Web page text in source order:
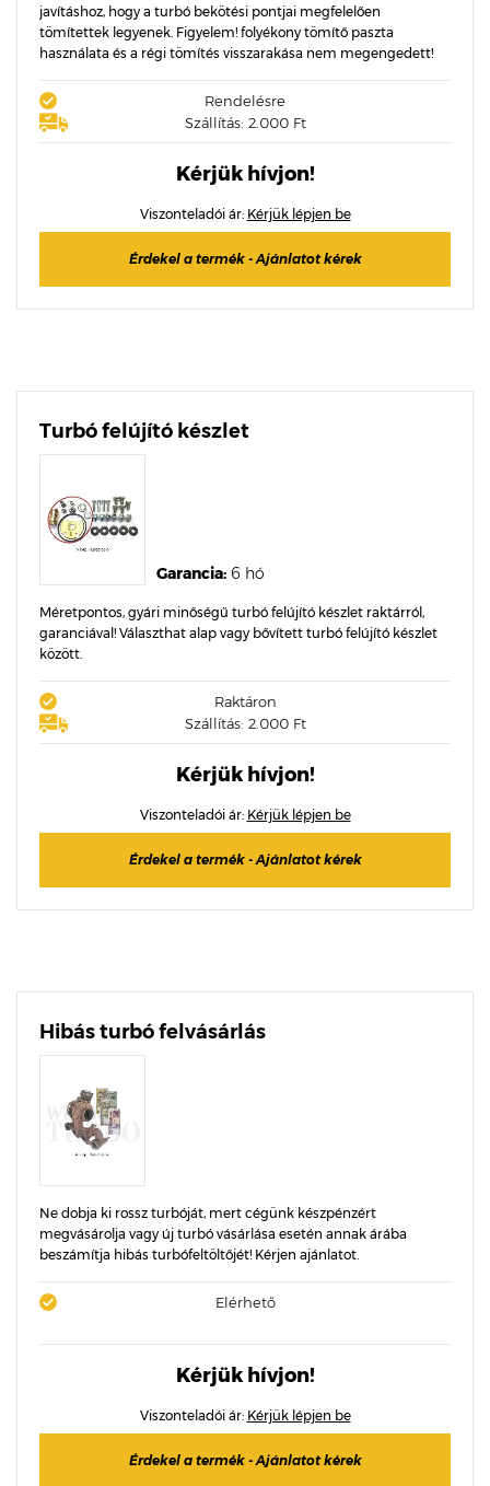
javításhoz, hogy a turbó bekötési pontjai megfelelően
tömítettek legyenek. Figyelem! folyékony tömítő paszta
használata és a régi tömítés visszarakása nem megengedett!
Rendelésre
Szállítás: 2.000 Ft
Kérjük hívjon!
Viszonteladói ár: Kérjük lépjen be
Érdekel a termék - Ajánlatot kérek
Turbó felújító készlet
Garancia: 6 hó
Méretpontos, gyári minőségű turbó felújító készlet raktárról,
garanciával! Választhat alap vagy bővített turbó felújító készlet
között.
Raktáron
Szállítás: 2.000 Ft
Kérjük hívjon!
Viszonteladói ár: Kérjük lépjen be
Érdekel a termék - Ajánlatot kérek
Hibás turbó felvásárlás
Ne dobja ki rossz turbóját, mert cégünk készpénzért
megvásárolja vagy új turbó vásárlása esetén annak árába
beszámítja hibás turbófeltöltőjét! Kérjen ajánlatot.
Elérhető
Kérjük hívjon!
Viszonteladói ár: Kérjük lépjen be
Érdekel a termék - Ajánlatot kérek